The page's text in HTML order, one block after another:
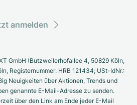
anmelden
GmbH (Butzweilerhofallee 4, 50829 Köln,
Registernummer: HRB 121434; USt-IdNr.:
Neuigkeiten über Aktionen, Trends und
genannte E-Mail-Adresse zu senden.
über den Link am Ende jeder E-Mail